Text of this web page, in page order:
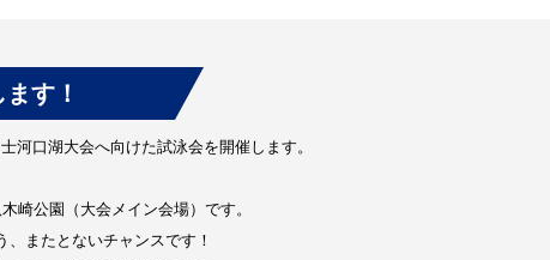
す！
河口湖大会へ向けた試泳会を開催します。
崎公園（大会メイン会場）です。
またとないチャンスです！